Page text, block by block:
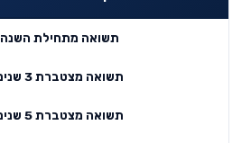
תשואה מתחילת השנה
תשואה מצטברת 3 שנים
תשואה מצטברת 5 שנים